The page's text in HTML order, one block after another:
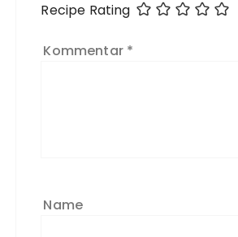
Recipe Rating
Kommentar *
Name